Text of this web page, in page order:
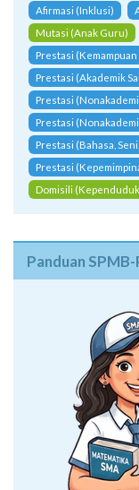
Afirmasi (Inklusi)
Mutasi (Anak Guru)
Prestasi
Prestasi (Akademik
Prestasi
Prestasi
Prestasi (Bahasa,
Prestasi
Domisili
Panduan SPMB-